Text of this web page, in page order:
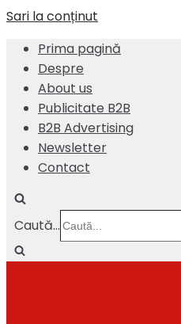
Sari la conținut
Prima pagină
Despre
About us
Publicitate B2B
B2B Advertising
Newsletter
Contact
Caută...